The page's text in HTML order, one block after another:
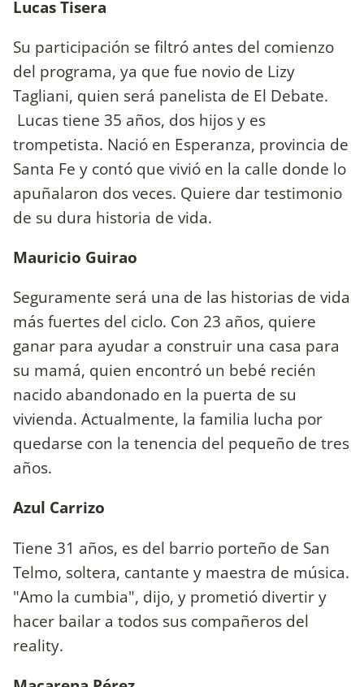
Lucas Tisera
Su participación se filtró antes del comienzo
del programa, ya que fue novio de Lizy
Tagliani, quien será panelista de El Debate.
Lucas tiene 35 años, dos hijos y es
trompetista. Nació en Esperanza, provincia de
Santa Fe y contó que vivió en la calle donde lo
apuñalaron dos veces. Quiere dar testimonio
de su dura historia de vida.
Mauricio Guirao
Seguramente será una de las historias de vida
más fuertes del ciclo. Con 23 años, quiere
ganar para ayudar a construir una casa para
su mamá, quien encontró un bebé recién
nacido abandonado en la puerta de su
vivienda. Actualmente, la familia lucha por
quedarse con la tenencia del pequeño de tres
años.
Azul Carrizo
Tiene 31 años, es del barrio porteño de San
Telmo, soltera, cantante y maestra de música.
"Amo la cumbia", dijo, y prometió divertir y
hacer bailar a todos sus compañeros del
reality.